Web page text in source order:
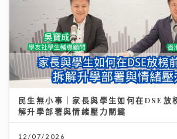
民生無小事｜家長與學生如何在DSE放
解升學部署與情緒壓力關鍵
12/07/2026